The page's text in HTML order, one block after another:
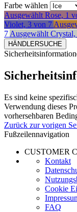
Farbe wählen
Ausgewählt Rose, 1
Violet, 3 von 7
7 Ausgewählt
HÄNDLERSUCHE
Es sind keine
Verwendung dieses
vorhersehbaren
Zurück zur vorigen
Fußzeilennavigation
CUSTOMER
Kontakt
Cookie
FAQ